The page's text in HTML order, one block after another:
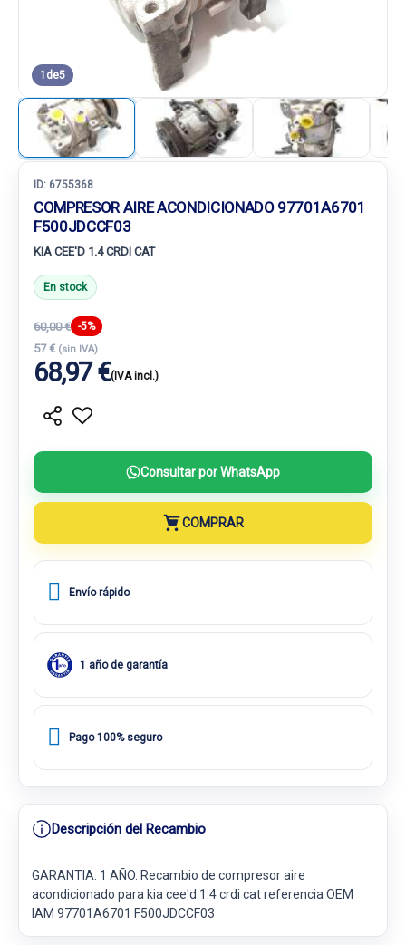
1 de5
ID: 6755368
COMPRESOR AIRE ACONDICIONADO 97701A6701
F500JDCCF03
KIA CEE'D 1.4 CRDI CAT
En stock
60,00 € -5%
57 € (sin IVA)
68,97 €(IVA incl.)
Consultar por WhatsApp
COMPRAR
Envío rápido
1 año de garantía
Pago 100% seguro
Descripción del Recambio
GARANTIA: 1 AÑO. Recambio de compresor aire
acondicionado para kia cee'd 1.4 crdi cat referencia OEM
IAM 97701A6701 F500JDCCF03